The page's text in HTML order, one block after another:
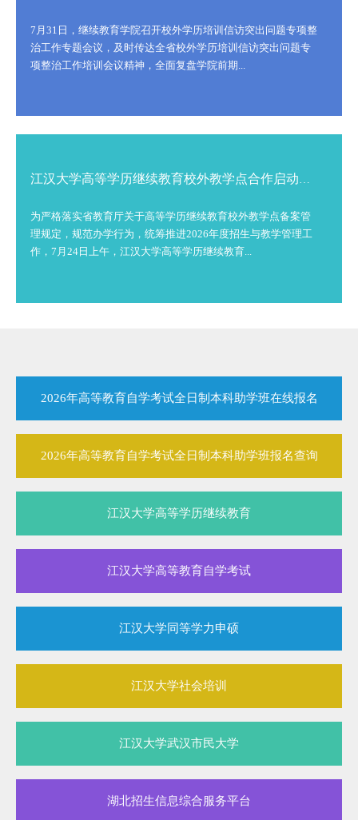
7月31日，继续教育学院召开校外学历培训信访突出问题专项整
治工作专题会议，及时传达全省校外学历培训信访突出问题专
项整治工作培训会议精神，全面复盘学院前期...
为严格落实省教育厅关于高等学历继续教育校外教学点备案管
理规定，规范办学行为，统筹推进2026年度招生与教学管理工
作，7月24日上午，江汉大学高等学历继续教育...
2026年高等教育自学考试全日制本科助学班在线报名
2026年高等教育自学考试全日制本科助学班报名查询
江汉大学高等学历继续教育
江汉大学高等教育自学考试
江汉大学同等学力申硕
江汉大学社会培训
江汉大学武汉市民大学
湖北招生信息综合服务平台